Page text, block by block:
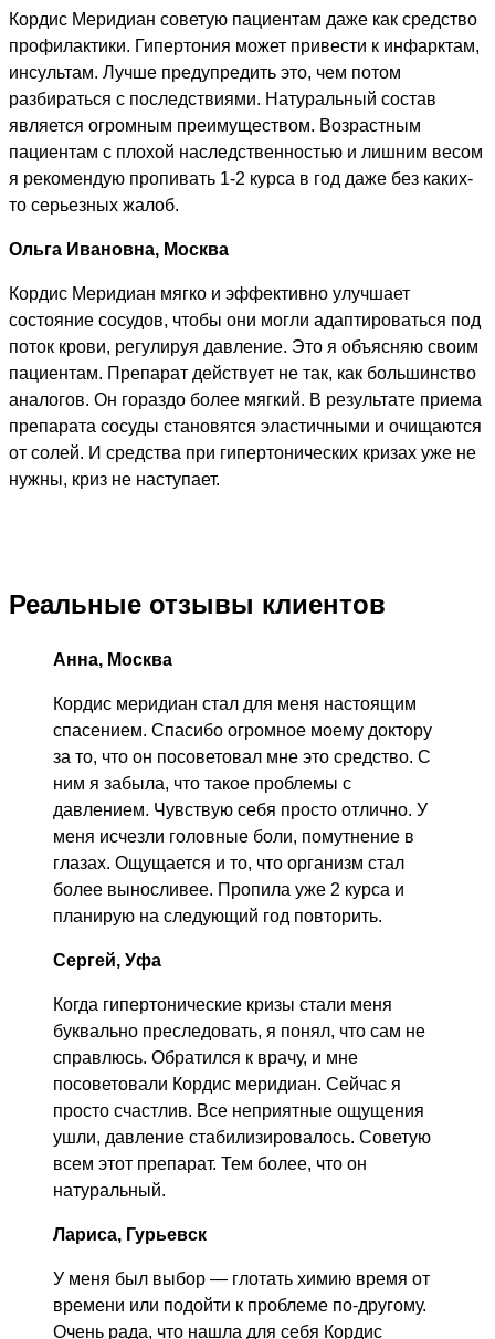
Кордис Меридиан советую пациентам даже как средство
профилактики. Гипертония может привести к инфарктам,
инсультам. Лучше предупредить это, чем потом
разбираться с последствиями. Натуральный состав
является огромным преимуществом. Возрастным
пациентам с плохой наследственностью и лишним весом
я рекомендую пропивать 1-2 курса в год даже без каких-
то серьезных жалоб.
Ольга Ивановна, Москва
Кордис Меридиан мягко и эффективно улучшает
состояние сосудов, чтобы они могли адаптироваться под
поток крови, регулируя давление. Это я объясняю своим
пациентам. Препарат действует не так, как большинство
аналогов. Он гораздо более мягкий. В результате приема
препарата сосуды становятся эластичными и очищаются
от солей. И средства при гипертонических кризах уже не
нужны, криз не наступает.
Реальные отзывы клиентов
Анна, Москва
Кордис меридиан стал для меня настоящим
спасением. Спасибо огромное моему доктору
за то, что он посоветовал мне это средство. С
ним я забыла, что такое проблемы с
давлением. Чувствую себя просто отлично. У
меня исчезли головные боли, помутнение в
глазах. Ощущается и то, что организм стал
более выносливее. Пропила уже 2 курса и
планирую на следующий год повторить.
Сергей, Уфа
Когда гипертонические кризы стали меня
буквально преследовать, я понял, что сам не
справлюсь. Обратился к врачу, и мне
посоветовали Кордис меридиан. Сейчас я
просто счастлив. Все неприятные ощущения
ушли, давление стабилизировалось. Советую
всем этот препарат. Тем более, что он
натуральный.
Лариса, Гурьевск
У меня был выбор — глотать химию время от
времени или подойти к проблеме по-другому.
Очень рада, что нашла для себя Кордис